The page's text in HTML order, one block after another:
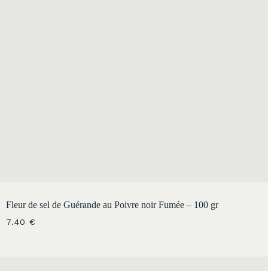
Fleur de sel de Guérande au Poivre noir Fumée – 100 gr
7.40 €